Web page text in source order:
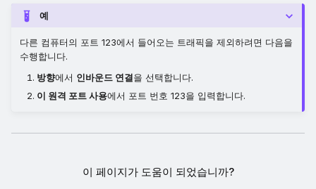
예
다른 컴퓨터의 포트 123에서 들어오는 트래픽을 제외하려면 다음을
수행합니다.
방향에서 인바운드 연결을 선택합니다.
이 원격 포트 사용에서 포트 번호 123을 입력합니다.
이 페이지가 도움이 되었습니까?